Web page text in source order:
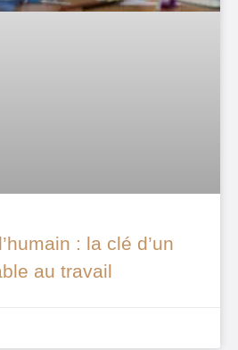
: la clé d’un
au travail